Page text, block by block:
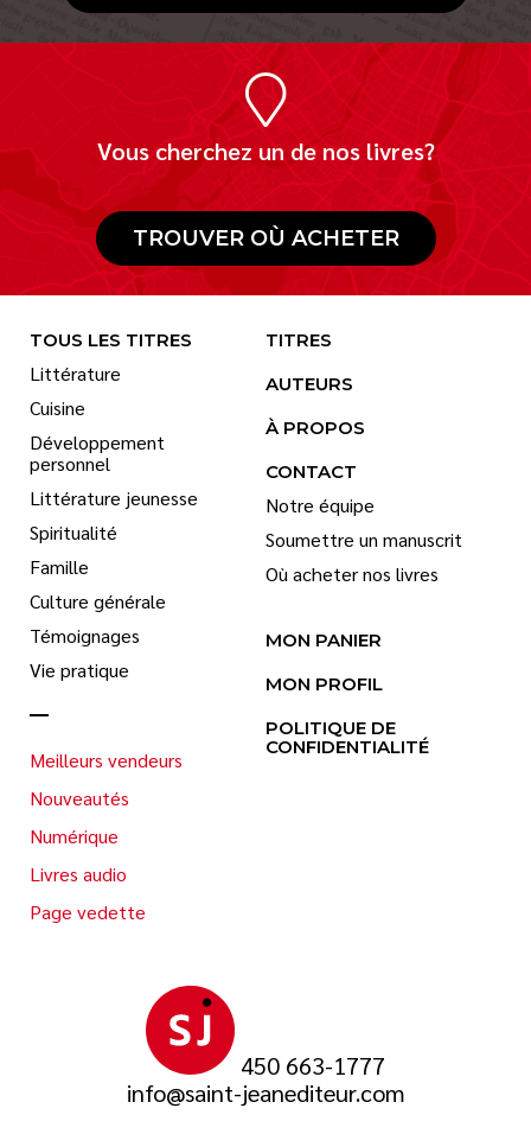
Vous cherchez un de nos livres?
TROUVER OÙ ACHETER
450 663-1777
info@saint-jeanediteur.com
TOUS LES TITRES
Littérature
Cuisine
Développement
personnel
Littérature jeunesse
Spiritualité
Famille
Culture générale
Témoignages
Vie pratique
Meilleurs vendeurs
Nouveautés
Numérique
Livres audio
Page vedette
TITRES
AUTEURS
À PROPOS
CONTACT
Notre équipe
Soumettre un manuscrit
Où acheter nos livres
MON PANIER
MON PROFIL
POLITIQUE DE
CONFIDENTIALITÉ